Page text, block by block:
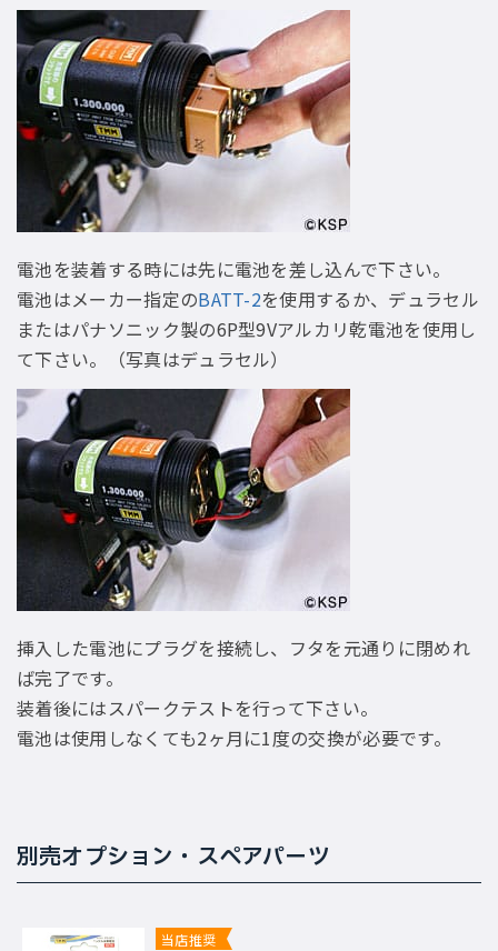
電池を装着する時には先に電池を差し込んで下さい。
電池はメーカー指定のBATT-2を使用するか、デュラセル
またはパナソニック製の6P型9Vアルカリ乾電池を使用し
て下さい。（写真はデュラセル）
挿入した電池にプラグを接続し、フタを元通りに閉めれ
ば完了です。
装着後にはスパークテストを行って下さい。
電池は使用しなくても2ヶ月に1度の交換が必要です。
別売オプション・スペアパーツ
当店推奨